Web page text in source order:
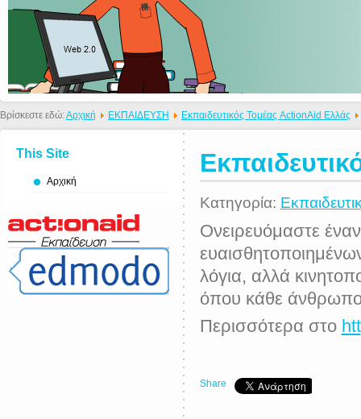
Βρίσκεστε εδώ:Αρχική ΕΚΠΑΙΔΕΥΣΗ Εκπαιδευτικός Τομέας ActionAid Ελλάς
This Site
Αρχική
Κατηγορία:
Ονειρευόμαστε
λόγια, αλλά
όπου κάθε
Περισσότερα στο
Share